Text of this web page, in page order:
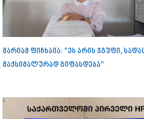
მარიამ ფიჩხაია: “ეს არის ჯგუფი,
მაქსიმალურად გიფასდება”